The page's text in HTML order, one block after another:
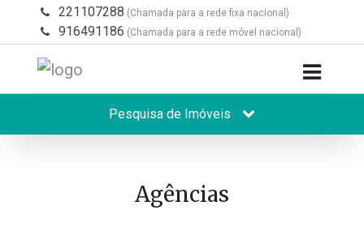
221107288 (Chamada para a rede fixa nacional)
916491186 (Chamada para a rede móvel nacional)
Pesquisa de Imóveis
Agências